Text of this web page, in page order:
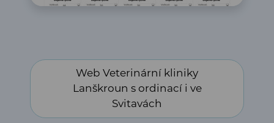
Web Veterinární kliniky Lanškroun s ordinací i ve
Svitavách
Web Veterinární kliniky
Lanškroun s ordinací i ve
Svitavách